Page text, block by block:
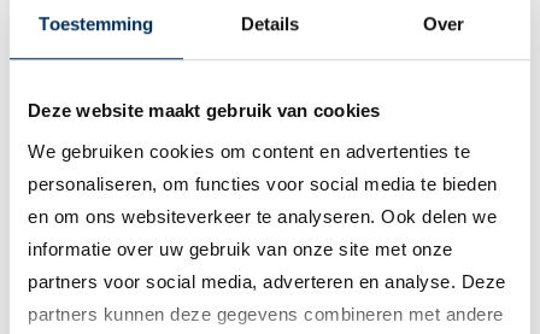
Toestemming Details Over
Deze website maakt gebruik van cookies
We gebruiken cookies om content en advertenties te
personaliseren, om functies voor social media te bieden
en om ons websiteverkeer te analyseren. Ook delen we
informatie over uw gebruik van onze site met onze
partners voor social media, adverteren en analyse. Deze
partners kunnen deze gegevens combineren met andere